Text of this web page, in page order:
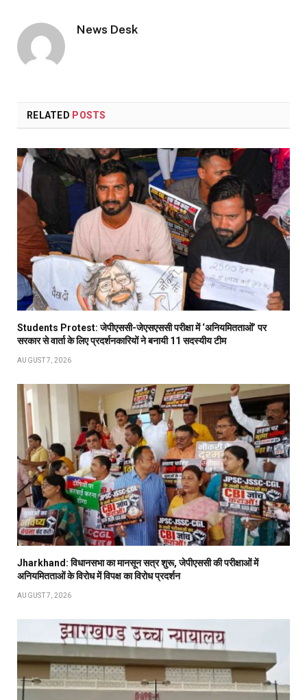
News Desk
RELATED POSTS
Students Protest: जेपीएससी-जेएसएससी परीक्षा में ‘अनियमितताओं’ पर
सरकार से वार्ता के लिए प्रदर्शनकारियों ने बनायी 11 सदस्यीय टीम
AUGUST 7, 2026
Jharkhand: विधानसभा का मानसून सत्र शुरू, जेपीएससी की परीक्षाओं में
अनियमितताओं के विरोध में विपक्ष का विरोध प्रदर्शन
AUGUST 7, 2026